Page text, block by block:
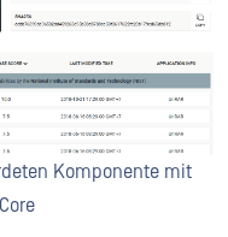
Komponente mit